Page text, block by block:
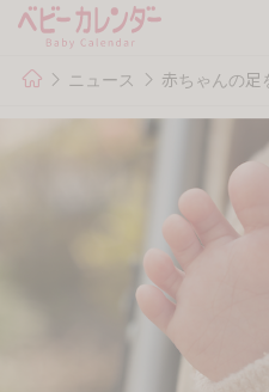
ニュース 赤ちゃんの